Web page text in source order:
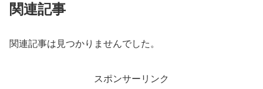
関連記事
関連記事は見つかりませんでした。
スポンサーリンク